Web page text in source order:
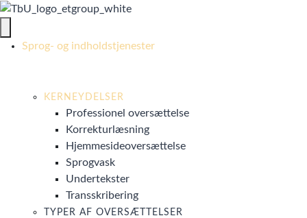
Sprog- og indholdstjenester
KERNEYDELSER
Professionel oversættelse
Korrekturlæsning
Hjemmesideoversættelse
Sprogvask
Undertekster
Transskribering
TYPER AF OVERSÆTTELSER